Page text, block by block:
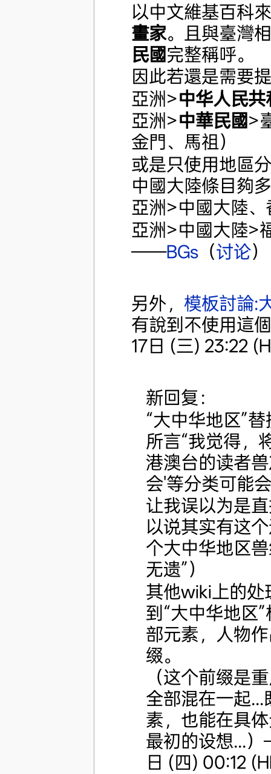
以中文維基百科
畫家。且與臺灣
民國完整稱呼。
因此若還是需要
亞洲>中华人民共
亞洲>中華民國>
金門、馬祖）
或是只使用地區
中國大陸條目夠
亞洲>中國大陸
亞洲>中國大陸>
——BGs（讨论
另外， 模板討論:
有說到不使用這
17日 (三) 23:22
新回复：
“大中华地区”
所言“我觉得，
港澳台的读者
会'等分类可能
让我误以为是
以说其实有这
个大中华地区
无遗”）
其他wiki上的处
到“大中华地区
部元素，人物
缀。
（这个前缀是
全部混在一起
素，也能在具
最初的设想...
日 (四) 00:12